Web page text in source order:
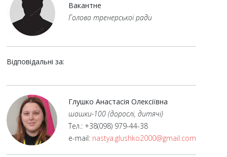
Вакантне
Голова тренерської ради
Відповідальні за:
Глушко Анастасія Олексіївна
шашки-100 (дорослі, дитячі)
Тел.: +38(098) 979-44-38
e-mail: nastya.glushko2000@gmail.com